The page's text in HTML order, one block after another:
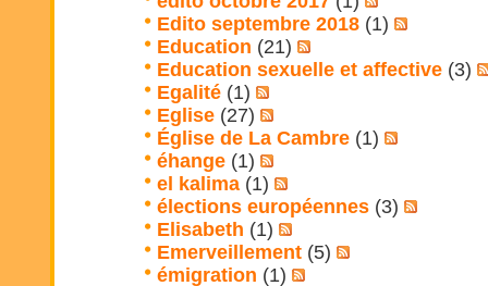
Edito septembre 2018 (1)
Education (21)
Education sexuelle et affective (3)
Egalité (1)
Eglise (27)
Église de La Cambre (1)
éhange (1)
el kalima (1)
élections européennes (3)
Elisabeth (1)
Emerveillement (5)
émigration (1)